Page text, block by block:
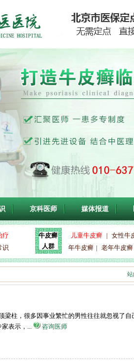
京科医师 媒体报道
疗
识
牛皮癣
人群
儿童牛皮癣 | 女性牛
年牛皮癣 | 老年牛皮癣
站
梁柱，很多因事业繁忙的男性往往就忽视了自
表示，...
咨询医师